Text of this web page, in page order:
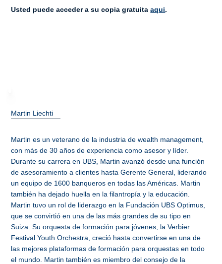
Usted puede acceder a su copia gratuita aqui.
Martin Liechti
Martin es un veterano de la industria de wealth management,
con más de 30 años de experiencia como asesor y líder.
Durante su carrera en UBS, Martin avanzó desde una función
de asesoramiento a clientes hasta Gerente General, liderando
un equipo de 1600 banqueros en todas las Américas. Martin
también ha dejado huella en la filantropía y la educación.
Martin tuvo un rol de liderazgo en la Fundación UBS Optimus,
que se convirtió en una de las más grandes de su tipo en
Suiza. Su orquesta de formación para jóvenes, la Verbier
Festival Youth Orchestra, creció hasta convertirse en una de
las mejores plataformas de formación para orquestas en todo
el mundo. Martin también es miembro del consejo de la